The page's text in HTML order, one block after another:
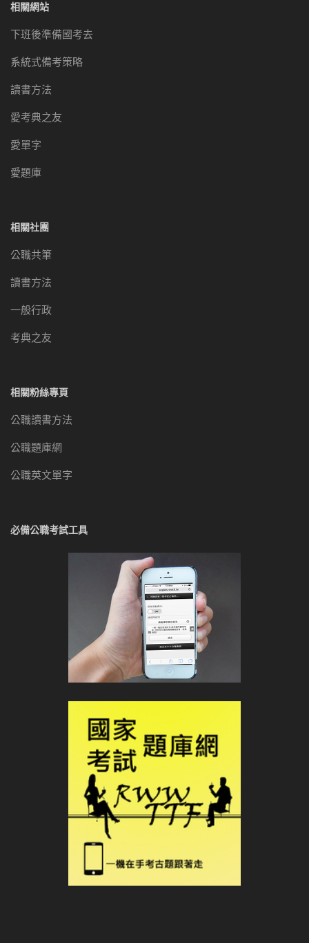
相關網站
下班後準備國考去
系統式備考策略
讀書方法
愛考典之友
愛單字
愛題庫
相關社團
公職共筆
讀書方法
一般行政
考典之友
相關粉絲專頁
公職讀書方法
公職題庫網
公職英文單字
必備公職考試工具